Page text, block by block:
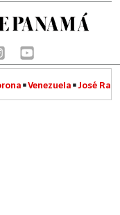
Venezuela José